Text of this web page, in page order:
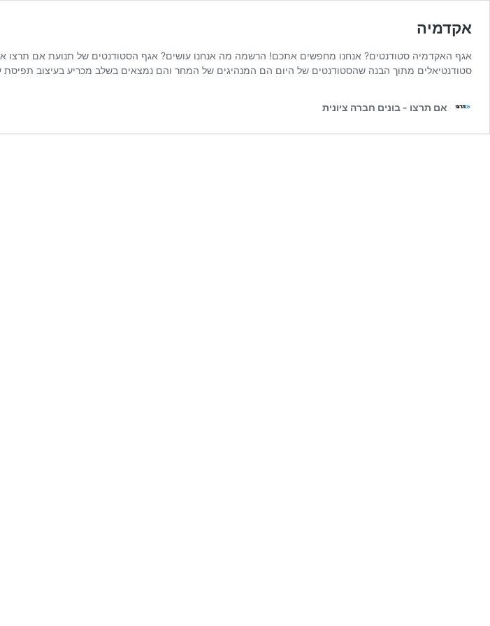
אקדמיה
אגף האקדמיה סטודנטים? אנחנו מחפשים אתכם! הרשמה מה אנחנו עושים? אגף הסטודנטים של תנועת אם תרצו
סטודנטיאלים מתוך הבנה שהסטודנטים של היום הם המנהיגים של המחר והם נמצאים בשלב מכריע בעיצוב
אם תרצו - בונים חברה ציונית